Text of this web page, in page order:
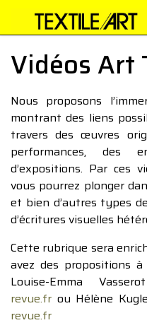
Vidéos Art
Nous proposons
montrant des liens
travers des œuvres
performances, des
d’expositions. Par ces
vous pourrez plonger
et bien d’autres types
d’écritures visuelles
Cette rubrique sera
avez des propositions
Louise-Emma
revue.fr ou Hélène
revue.fr